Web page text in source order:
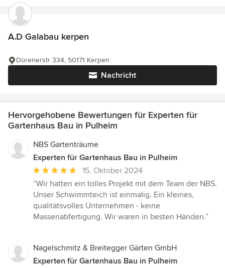
A.D Galabau kerpen
Nachricht
Dürenerstr 334, 50171 Kerpen
Hervorgehobene Bewertungen für Experten für
Gartenhaus Bau in Pulheim
NBS Gartenträume
Experten für Gartenhaus Bau in Pulheim
Durchschnittliche
Bewertung:
5
von
5
15. Oktober 2024
“Wir hatten ein tolles Projekt mit dem Team der NBS.
Unser Schwimmteich ist einmalig. Ein kleines,
qualitätsvolles Unternehmen - keine
Massenabfertigung. Wir waren in besten Händen.”
Nagelschmitz & Breitegger Gärten GmbH
Experten für Gartenhaus Bau in Pulheim